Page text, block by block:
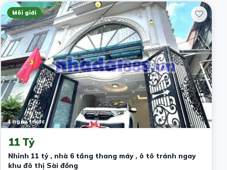
Môi giới
4 ngày trước
11 Tỷ
Nhỉnh 11 tỷ , nhà 6 tầng thang máy , ô tô tránh ngay
khu đô thị Sài đồng